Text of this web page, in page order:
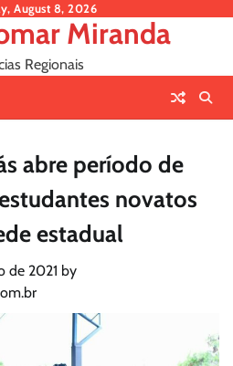
August 8, 2026
Miranda
Regionais
abre período de
novatos
estadual
de 2021 by